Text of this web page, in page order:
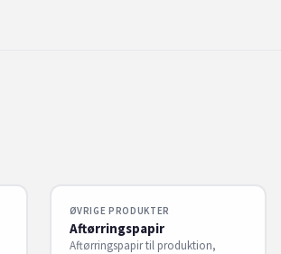
ØVRIGE PRODUKTER
Aftørringspapir
Aftørringspapir til produktion,